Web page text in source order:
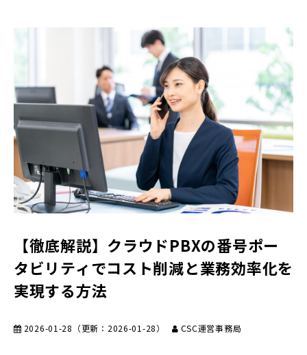
【徹底解説】クラウドPBXの番号ポー
タビリティでコスト削減と業務効率化を
実現する方法
2026-01-28 （更新： 2026-01-28） CSC運営事務局